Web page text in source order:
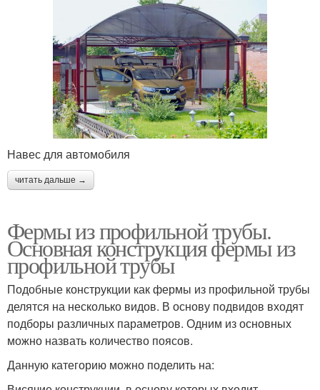
Навес для автомобиля
читать дальше →
Фермы из профильной трубы.
Основная конструкция фермы из
профильной трубы
Подобные конструкции как фермы из профильной трубы
делятся на несколько видов. В основу подвидов входят
подборы различных параметров. Одним из основных
можно назвать количество поясов.
Данную категорию можно поделить на: